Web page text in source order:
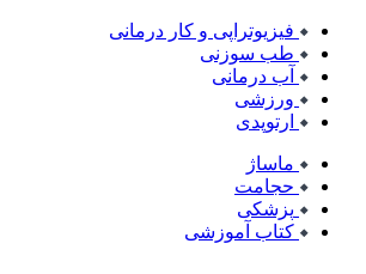
فیزیوتراپی و کار درمانی
طب سوزنی
آب درمانی
ورزشی
ارتوپدی
ماساژ
حجامت
پزشکی
کتاب آموزشی